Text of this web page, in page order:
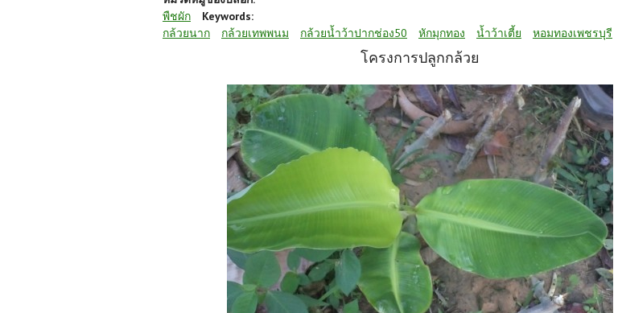
พืชผัก
Keywords:
กล้วยนาก
กล้วยเทพพนม กล้วยน้ำว้าปากช่อง50 หักมุกทอง น้ำว้าเตี้ย หอมทองเพชรบุรี
โครงการปลูกกล้วย